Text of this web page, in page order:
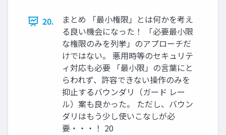
20.
まとめ 「最小権限」とは何かを考え
る良い機会になった！ 「必要最小限
な権限のみを列挙」のアプローチだ
けではない。 悪用時等のセキュリテ
ィ対応も必要 「最小限」の言葉にと
らわれず、許容できない操作のみを
抑止するバウンダリ（ガード レー
ル）案も良かった。 ただし、バウン
ダリはもう少し使いこなしが必
要・・・！ 20